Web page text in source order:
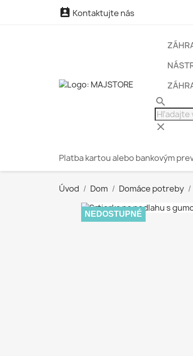
 Kontaktujte nás
search
clear
Platba kartou alebo bankovým
Úvod Dom Domáce potreby
NEDOSTUPNÉ